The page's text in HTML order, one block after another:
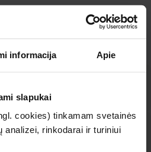
informacija Apie
slapukai
cookies) tinkamam svetainės
analizei, rinkodarai ir turiniui